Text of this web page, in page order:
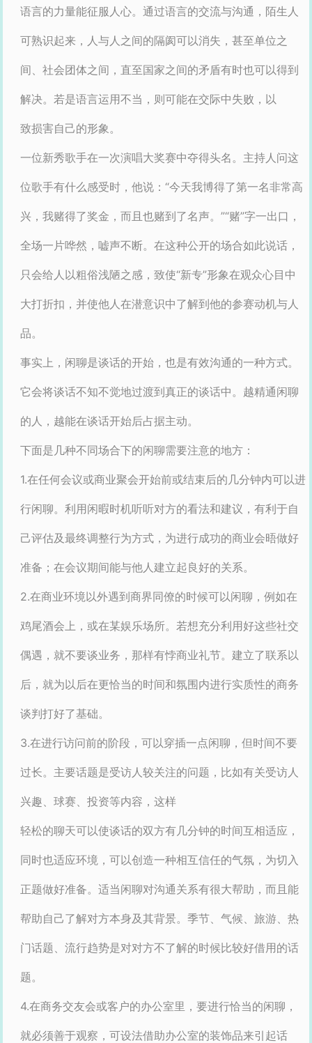
语言的力量能征服人心。通过语言的交流与沟通，陌生人
可熟识起来，人与人之间的隔阂可以消失，甚至单位之
间、社会团体之间，直至国家之间的矛盾有时也可以得到
解决。若是语言运用不当，则可能在交际中失败，以
致损害自己的形象。
一位新秀歌手在一次演唱大奖赛中夺得头名。主持人问这
位歌手有什么感受时，他说：“今天我博得了第一名非常高
兴，我赌得了奖金，而且也赌到了名声。”“赌”字一出口，
全场一片哗然，嘘声不断。在这种公开的场合如此说话，
只会给人以粗俗浅陋之感，致使“新专”形象在观众心目中
大打折扣，并使他人在潜意识中了解到他的参赛动机与人
品。
事实上，闲聊是谈话的开始，也是有效沟通的一种方式。
它会将谈话不知不觉地过渡到真正的谈话中。越精通闲聊
的人，越能在谈话开始后占据主动。
下面是几种不同场合下的闲聊需要注意的地方：
1.在任何会议或商业聚会开始前或结束后的几分钟内可以进
行闲聊。利用闲暇时机听听对方的看法和建议，有利于自
己评估及最终调整行为方式，为进行成功的商业会晤做好
准备；在会议期间能与他人建立起良好的关系。
2.在商业环境以外遇到商界同僚的时候可以闲聊，例如在
鸡尾酒会上，或在某娱乐场所。若想充分利用好这些社交
偶遇，就不要谈业务，那样有悖商业礼节。建立了联系以
后，就为以后在更恰当的时间和氛围内进行实质性的商务
谈判打好了基础。
3.在进行访问前的阶段，可以穿插一点闲聊，但时间不要
过长。主要话题是受访人较关注的问题，比如有关受访人
兴趣、球赛、投资等内容，这样
轻松的聊天可以使谈话的双方有几分钟的时间互相适应，
同时也适应环境，可以创造一种相互信任的气氛，为切入
正题做好准备。适当闲聊对沟通关系有很大帮助，而且能
帮助自己了解对方本身及其背景。季节、气候、旅游、热
门话题、流行趋势是对对方不了解的时候比较好借用的话
题。
4.在商务交友会或客户的办公室里，要进行恰当的闲聊，
就必须善于观察，可设法借助办公室的装饰品来引起话